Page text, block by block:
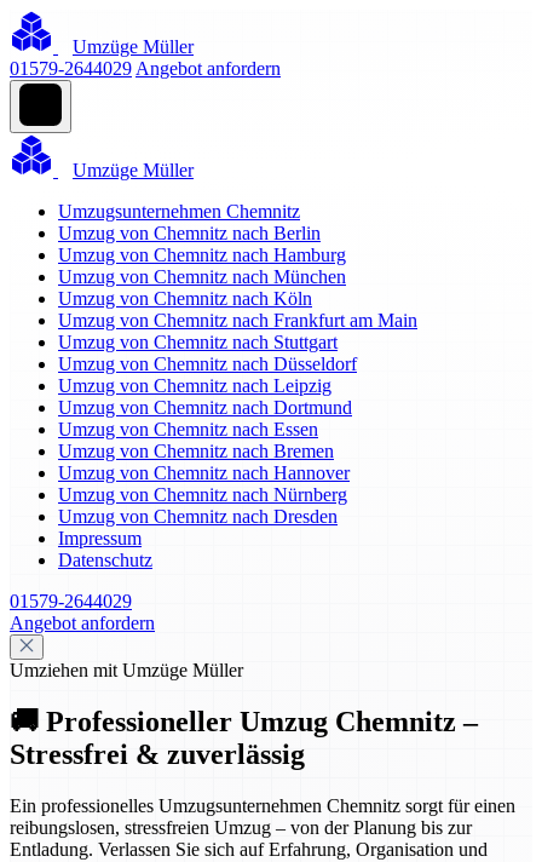
Umzüge Müller
01579-2644029 Angebot anfordern
Umzüge Müller
Umzugsunternehmen Chemnitz
Umzug von Chemnitz nach Berlin
Umzug von Chemnitz nach Hamburg
Umzug von Chemnitz nach München
Umzug von Chemnitz nach Köln
Umzug von Chemnitz nach Frankfurt am Main
Umzug von Chemnitz nach Stuttgart
Umzug von Chemnitz nach Düsseldorf
Umzug von Chemnitz nach Leipzig
Umzug von Chemnitz nach Dortmund
Umzug von Chemnitz nach Essen
Umzug von Chemnitz nach Bremen
Umzug von Chemnitz nach Hannover
Umzug von Chemnitz nach Nürnberg
Umzug von Chemnitz nach Dresden
Impressum
Datenschutz
01579-2644029
Angebot anfordern
Umziehen mit Umzüge Müller
🚚 Professioneller Umzug Chemnitz –
Stressfrei & zuverlässig
Ein professionelles Umzugsunternehmen Chemnitz sorgt für einen
reibungslosen, stressfreien Umzug – von der Planung bis zur
Entladung. Verlassen Sie sich auf Erfahrung, Organisation und